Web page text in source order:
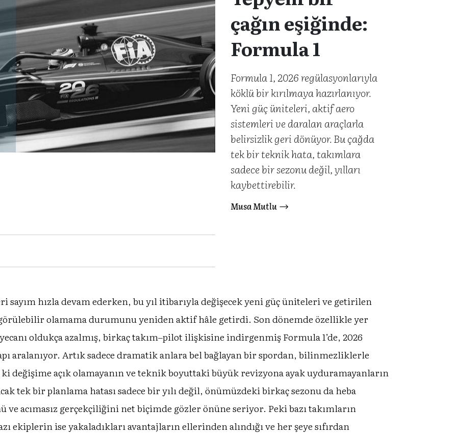
çağın eşiğinde:
Formula 1
Formula 1, 2026 regülasyonlarıyla
köklü bir kırılmaya hazırlanıyor.
Yeni güç üniteleri, aktif aero
sistemleri ve daralan araçlarla
belirsizlik geri dönüyor. Bu çağda
tek bir teknik hata, takımlara
sadece bir sezonu değil, yılları
kaybettirebilir.
Musa Mutlu
sayım hızla devam ederken, bu yıl itibarıyla değişecek yeni güç üniteleri ve getirilen
olamama durumunu yeniden aktif hâle getirdi. Son dönemde özellikle yer
oldukça azalmış, birkaç takım–pilot ilişkisine indirgenmiş Formula 1’de, 2026
aralanıyor. Artık sadece dramatik anlara bel bağlayan bir spordan, bilinmezliklerle
değişime açık olamayanın ve teknik boyuttaki büyük revizyona ayak uyduramayanların
tek bir planlama hatası sadece bir yılı değil, önümüzdeki birkaç sezonu da heba
acımasız gerçekçiliğini net biçimde gözler önüne seriyor. Peki bazı takımların
ekiplerin ise yakaladıkları avantajların ellerinden alındığı ve her şeye sıfırdan